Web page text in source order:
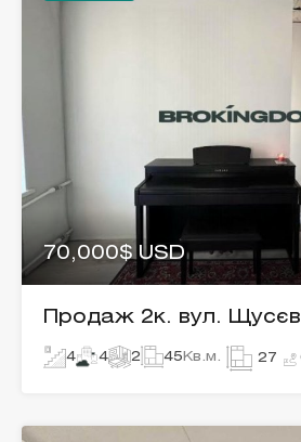
70,000$ USD
Продаж 2к. вул.
4 4 2 45 Кв.м. 27